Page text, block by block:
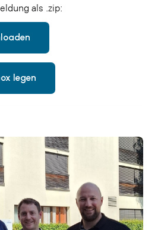
als .zip:
legen